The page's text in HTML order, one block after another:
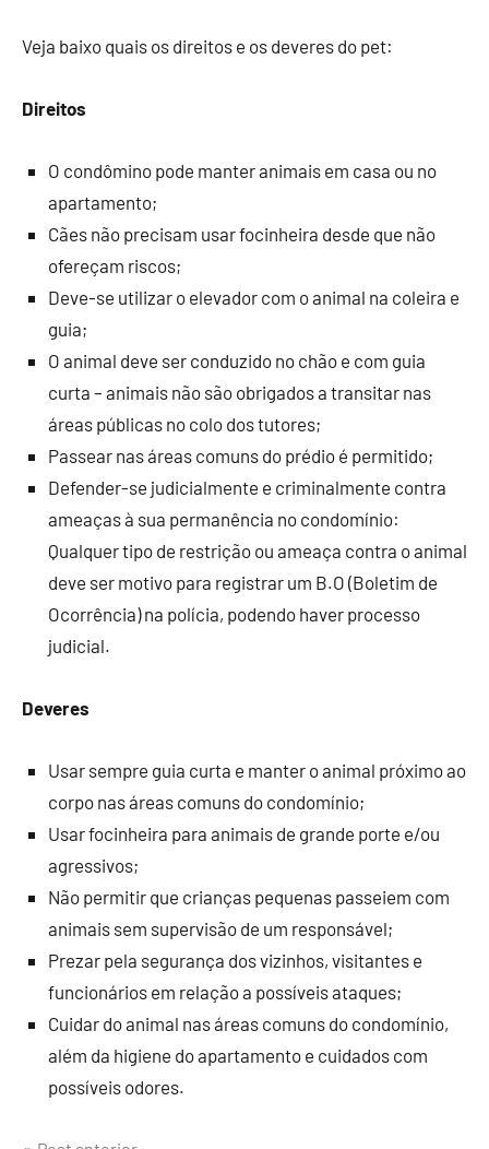
Veja baixo quais os direitos e os deveres do pet:
Direitos
O condômino pode manter animais em casa ou no
apartamento;
Cães não precisam usar focinheira desde que não
ofereçam riscos;
Deve-se utilizar o elevador com o animal na coleira e
guia;
O animal deve ser conduzido no chão e com guia
curta – animais não são obrigados a transitar nas
áreas públicas no colo dos tutores;
Passear nas áreas comuns do prédio é permitido;
Defender-se judicialmente e criminalmente contra
ameaças à sua permanência no condomínio:
Qualquer tipo de restrição ou ameaça contra o animal
deve ser motivo para registrar um B.O (Boletim de
Ocorrência) na polícia, podendo haver processo
judicial.
Deveres
Usar sempre guia curta e manter o animal próximo ao
corpo nas áreas comuns do condomínio;
Usar focinheira para animais de grande porte e/ou
agressivos;
Não permitir que crianças pequenas passeiem com
animais sem supervisão de um responsável;
Prezar pela segurança dos vizinhos, visitantes e
funcionários em relação a possíveis ataques;
Cuidar do animal nas áreas comuns do condomínio,
além da higiene do apartamento e cuidados com
possíveis odores.